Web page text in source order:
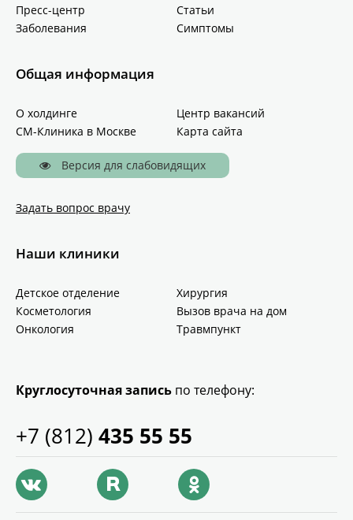
Пресс-центр
Статьи
Заболевания
Симптомы
Общая информация
О холдинге
Центр вакансий
СМ-Клиника в Москве
Карта сайта
Версия для слабовидящих
Задать вопрос врачу
Наши клиники
Детское отделение
Хирургия
Косметология
Вызов врача на дом
Онкология
Травмпункт
Круглосуточная запись по телефону:
+7 (812) 435 55 55